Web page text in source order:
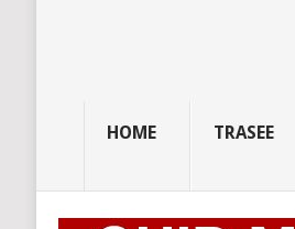
HOME TRASEE